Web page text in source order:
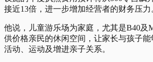
接近13倍，进一步增加经营者的财务压力
他说，儿童游乐场为家庭，尤其是B40及
供价格亲民的休闲空间，让家长与孩子
活动、运动及增进亲子关系。